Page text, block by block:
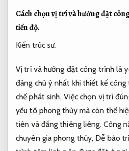
Cách chọn vị trí và hướng đặt
tiến độ.
Kiến trúc sư.
Vị trí và hướng đặt công trình là
đáng chú ý nhất khi thiết kế
chế phát sinh. Việc chọn vị trí
yếu tố phong thủy mà còn thể
tiên và đấng thiêng liêng. Công
chuyên gia phong thủy, Dễ bảo